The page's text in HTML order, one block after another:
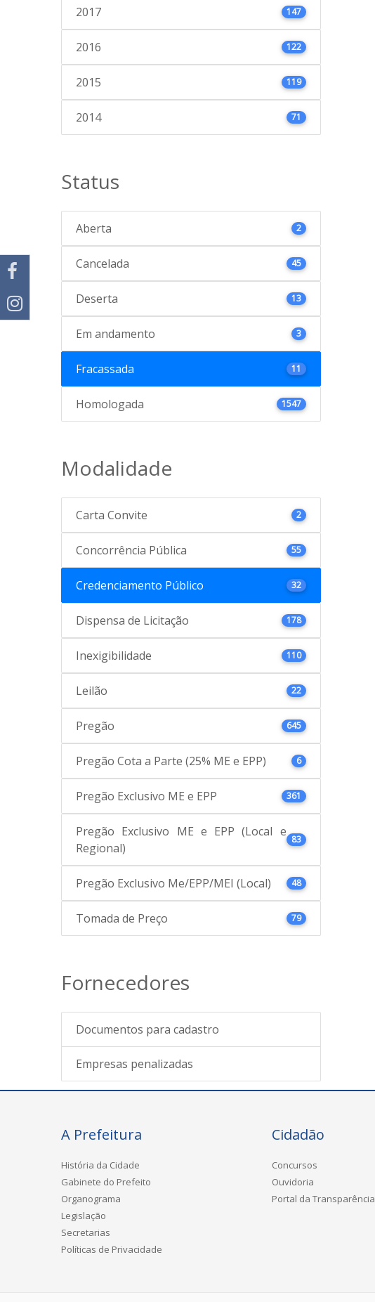
2017 147
2016 122
2015 119
2014 71
Status
Aberta 2
Cancelada 45
Deserta 13
Em andamento 3
Fracassada 11
Homologada 1547
Modalidade
Carta Convite 2
Concorrência Pública 55
Credenciamento Público 32
Dispensa de Licitação 178
Inexigibilidade 110
Leilão 22
Pregão 645
Pregão Cota a Parte (25% ME e EPP) 6
Pregão Exclusivo ME e EPP 361
Pregão Exclusivo ME e EPP (Local e
Regional)
83
Pregão Exclusivo Me/EPP/MEI (Local) 48
Tomada de Preço 79
Fornecedores
Documentos para cadastro
Empresas penalizadas
A Prefeitura
História da Cidade
Gabinete do Prefeito
Organograma
Legislação
Secretarias
Políticas de Privacidade
Cidadão
Concursos
Ouvidoria
Portal da Transparência